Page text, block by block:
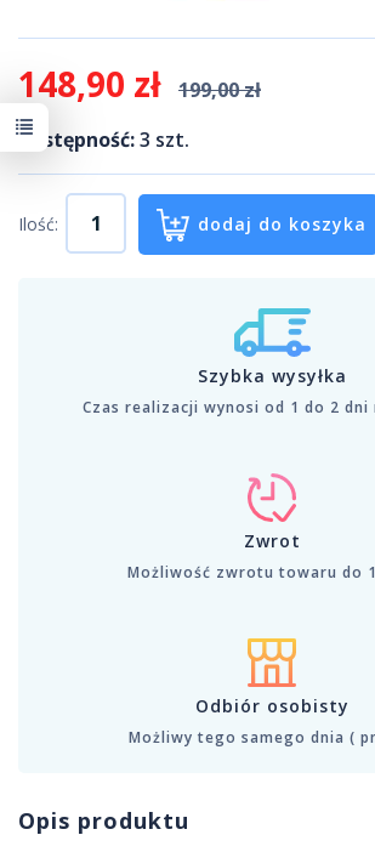
148,90 zł
199,00 zł
Dostępność:3 szt.
Ilość: dodaj do koszyka
Szybka wysyłka
Czas realizacji wynosi od 1 do 2 dni
Zwrot
Możliwość zwrotu towaru do
Odbiór osobisty
Możliwy tego samego dnia (
Opis produktu